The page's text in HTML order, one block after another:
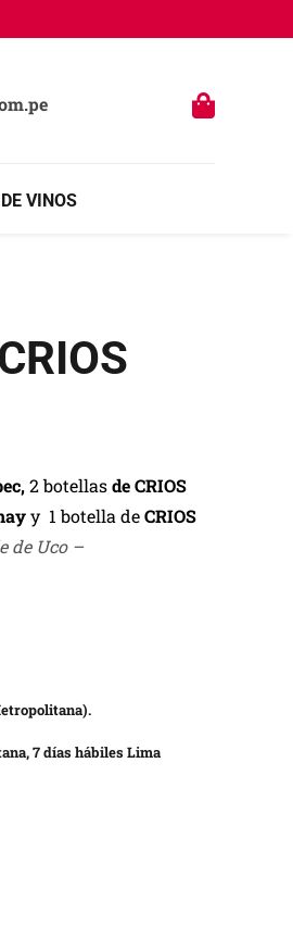
VINOS
2 botellasde CRIOS
y 1 botella deCRIOS
de Uco –
7 días hábiles Lima